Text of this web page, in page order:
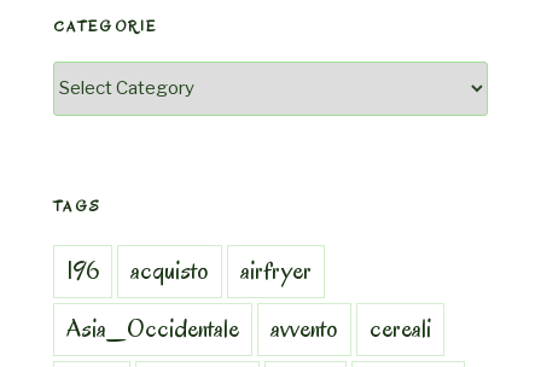
CATEGORIE
Categorie
TAGS
196 acquisto
airfryer
Asia_Occidentale
avvento
cereali